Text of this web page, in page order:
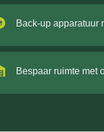
Back-up apparatuur
Bespaar ruimte met